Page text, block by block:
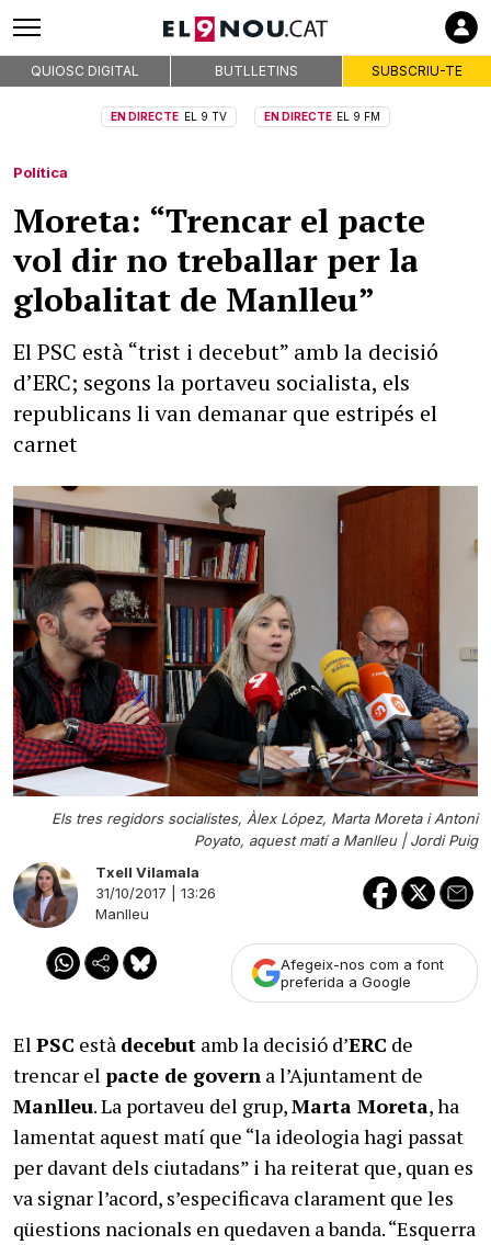
QUIOSC DIGITAL BUTLLETINS SUBSCRIU-TE
EN DIRECTE EL 9 TV EN DIRECTE EL 9 FM
Política
Moreta: “Trencar el pacte
vol dir no treballar per la
globalitat de Manlleu”
El PSC està “trist i decebut” amb la decisió
d’ERC; segons la portaveu socialista, els
republicans li van demanar que estripés el
carnet
Els tres regidors socialistes, Àlex López, Marta Moreta i Antoni
Poyato, aquest matí a Manlleu |Jordi Puig
Txell Vilamala
31/10/2017 | 13:26
Manlleu
Afegeix-nos com a font
preferida a Google
El PSC està decebut amb la decisió d’ERC de
trencar el pacte de govern a l’Ajuntament de
Manlleu. La portaveu del grup,Marta Moreta, ha
lamentat aquest matí que “la ideologia hagi passat
per davant dels ciutadans” i ha reiterat que, quan es
va signar l’acord, s’especificava clarament que les
qüestions nacionals en quedaven a banda. “Esquerra